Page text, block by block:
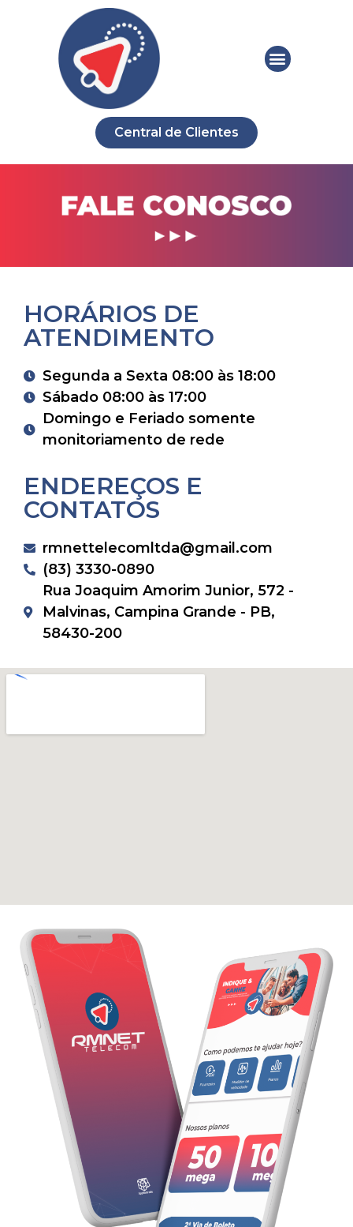
Central de Clientes
HORÁRIOS DE
ATENDIMENTO
Segunda a Sexta 08:00 às 18:00
Sábado 08:00 às 17:00
Domingo e Feriado somente
monitoriamento de rede
ENDEREÇOS E
CONTATOS
rmnettelecomltda@gmail.com
(83) 3330-0890
Rua Joaquim Amorim Junior, 572 -
Malvinas, Campina Grande - PB,
58430-200